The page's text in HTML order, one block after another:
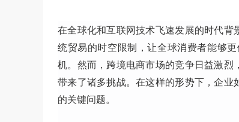
在全球化和互联网技术飞速发展的时代
统贸易的时空限制，让全球消费者能够
机。然而，跨境电商市场的竞争日益激
带来了诸多挑战。在这样的形势下，企
的关键问题。